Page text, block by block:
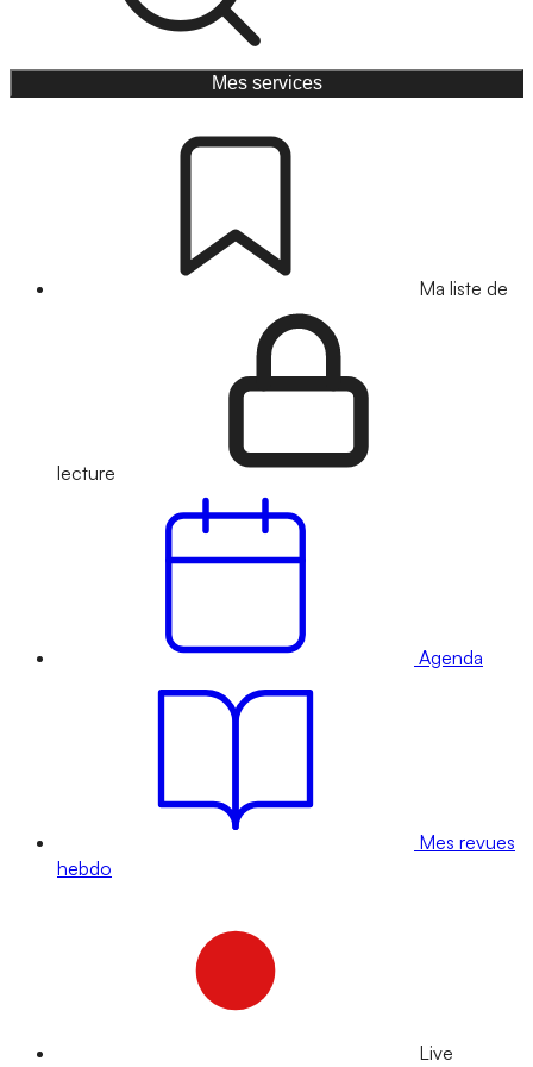
Mes services
Ma liste de
lecture
Agenda
Mes revues
hebdo
Live